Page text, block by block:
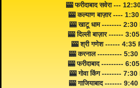
🎰 फरीदाबाद सवेरा ---
🎰 कल्याण बाज़ार ----
🎰 खाटू धाम -------- 2:30
🎰 दिल्ली बाज़ार ------
🎰 श्री गणेश ------ 4:35
🎰 करनाल ---------- 5:30
🎰 फरीदाबाद ---------
🎰 गोवा किंग -------- 7:30
🎰 गाजियाबाद -------